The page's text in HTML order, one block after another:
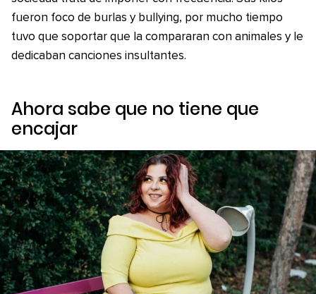
fueron foco de burlas y bullying, por mucho tiempo
tuvo que soportar que la compararan con animales y le
dedicaban canciones insultantes.
Ahora sabe que no tiene que
encajar